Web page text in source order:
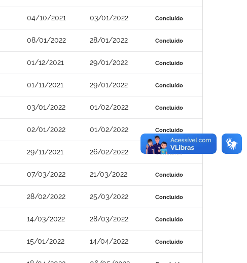
04/10/2021 03/01/2022 Concluído
08/01/2022 28/01/2022 Concluído
01/12/2021 29/01/2022 Concluído
01/11/2021 29/01/2022 Concluído
03/01/2022 01/02/2022 Concluído
02/01/2022 01/02/2022 Concluído
29/11/2021 26/02/2022 Concluído
07/03/2022 21/03/2022 Concluído
28/02/2022 25/03/2022 Concluído
14/03/2022 28/03/2022 Concluído
15/01/2022 14/04/2022 Concluído